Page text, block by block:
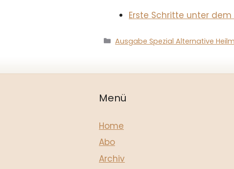
Erste Schritte unter
Kategorien
Ausgabe Spezial Alternative
Menü
Home
Abo
Archiv